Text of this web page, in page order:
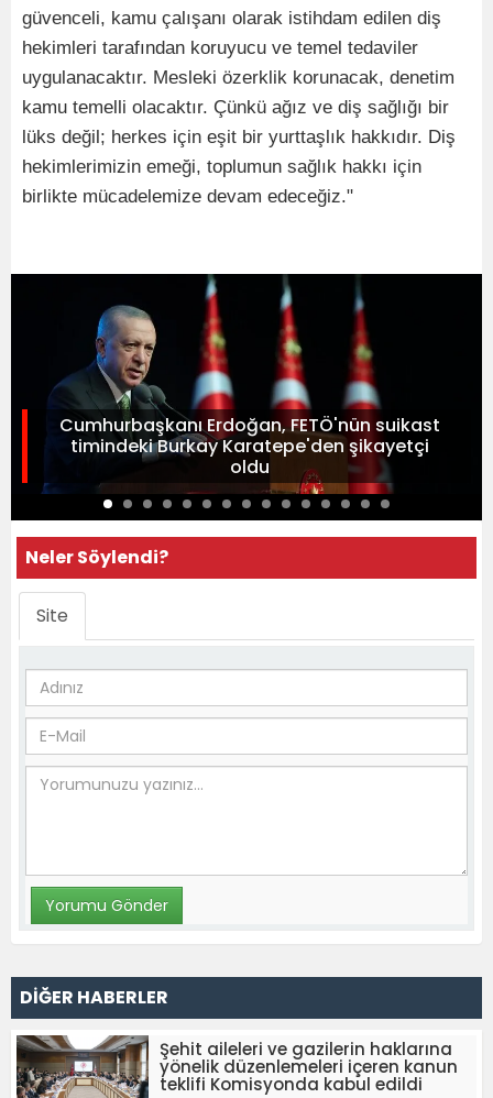
güvenceli, kamu çalışanı olarak istihdam edilen diş
hekimleri tarafından koruyucu ve temel tedaviler
uygulanacaktır. Mesleki özerklik korunacak, denetim
kamu temelli olacaktır. Çünkü ağız ve diş sağlığı bir
lüks değil; herkes için eşit bir yurttaşlık hakkıdır. Diş
hekimlerimizin emeği, toplumun sağlık hakkı için
birlikte mücadelemize devam edeceğiz."
Cumhurbaşkanı Erdoğan, FETÖ'nün suikast
timindeki Burkay Karatepe'den şikayetçi
oldu
Neler Söylendi?
Site
DİĞER HABERLER
Şehit aileleri ve gazilerin haklarına
yönelik düzenlemeleri içeren kanun
teklifi Komisyonda kabul edildi